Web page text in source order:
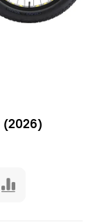
(2026)